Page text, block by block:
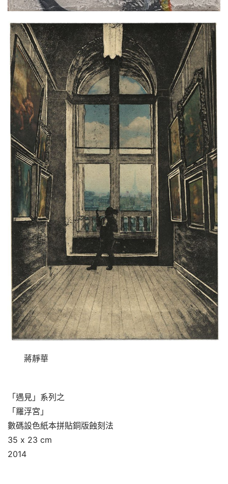
蔣靜華
「遇見」系列之
「羅浮宮」
數碼設色紙本拼貼銅版蝕刻法
35 x 23 cm
2014